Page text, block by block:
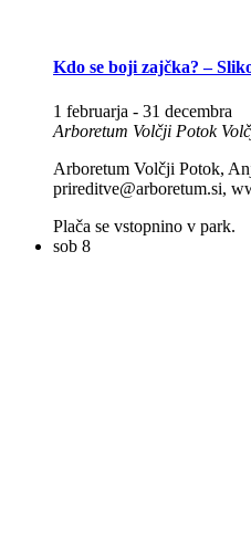
Kdo se boji zajčka? –
1 februarja - 31 decembra
Arboretum Volčji Potok
Arboretum Volčji Potok,
prireditve@arboretum.si,
Plača se vstopnino v park.
sob 8